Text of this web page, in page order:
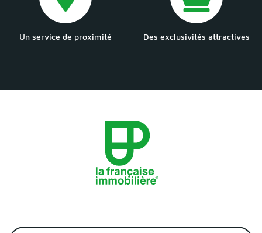
Un service de proximité Des exclusivités attractives